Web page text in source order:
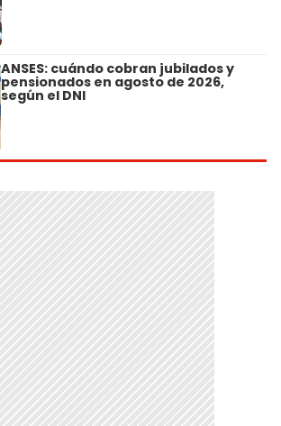
ANSES: cuándo cobran jubilados y
pensionados en agosto de 2026,
según el DNI